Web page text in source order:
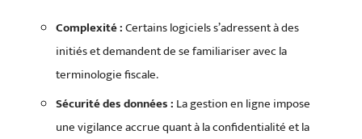
Complexité :Certains logiciels s’adressent à des
initiés et demandent de se familiariser avec la
terminologie fiscale.
Sécurité des données : La gestion en ligne impose
une vigilance accrue quant à la confidentialité et la